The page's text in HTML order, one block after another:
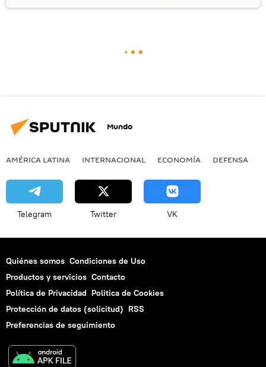
Mundo
AMÉRICA LATINA INTERNACIONAL ECONOMÍA DEFENSA
Telegram Twitter VK
Quiénes somos Condiciones de Uso
Productos y servicios Contacto
Política de Privacidad Politica de Cookies
Protección de datos (solicitud) RSS
Preferencias de seguimiento